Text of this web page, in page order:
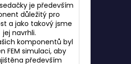
je především
důležitý pro
a jako takový jsme
jej navrhli.
komponentů byl
FEM simulaci, aby
především